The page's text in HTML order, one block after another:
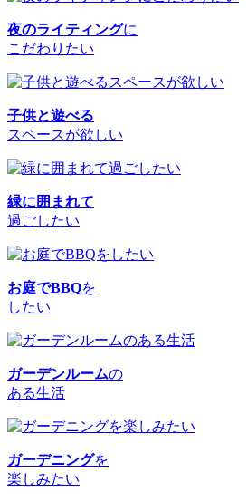
夜のライティングに
こだわりたい
子供と遊べる
スペースが欲しい
緑に囲まれて
過ごしたい
お庭でBBQを
したい
ガーデンルームの
ある生活
ガーデニングを
楽しみたい